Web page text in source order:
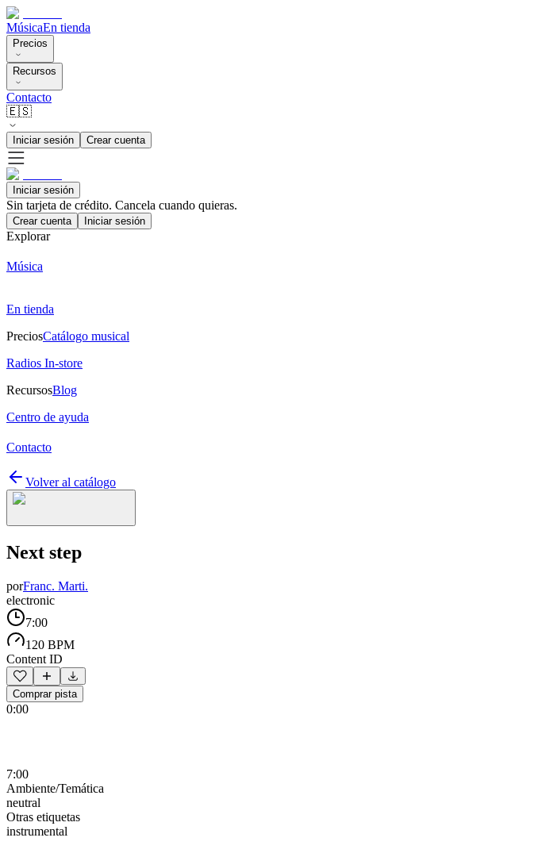
MúsicaEn tienda
Precios
Recursos
Contacto
🇪🇸
Iniciar sesión Crear cuenta
Iniciar sesión
Sin tarjeta de crédito. Cancela cuando quieras.
Crear cuenta Iniciar sesión
Explorar
Música
En tienda
PreciosCatálogo musical
Radios In-store
RecursosBlog
Centro de ayuda
Contacto
Volver al catálogo
Next step
porFranc. Marti.
electronic
7:00
120 BPM
Content ID
Comprar pista
0:00
7:00
Ambiente/Temática
neutral
Otras etiquetas
instrumental